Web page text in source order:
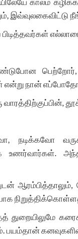
பிடித்தவர்கள்
என்று நான்
நடிக்கவோ
உணர்வார்கள்.
பயம்தான்